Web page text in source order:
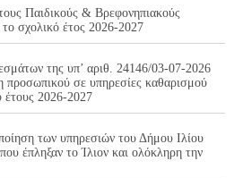
Παιδικούς & Βρεφονηπιακούς
σχολικό έτος 2026-2027
της υπ’ αριθ. 24146/03-07-2026
προσωπικού σε υπηρεσίες καθαρισμού
έτους 2026-2027
των υπηρεσιών του Δήμου Ιλίου
έπληξαν το Ίλιον και ολόκληρη την